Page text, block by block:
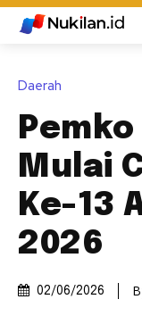
Daerah
Mulai
Ke-13
2026
02/06/2026